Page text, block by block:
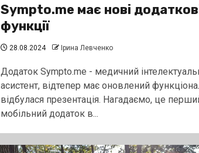
Sympto.me має нові
функції
28.08.2024 Ірина Левченко
Додаток Sympto.me - медичний
асистент, відтепер має оновлений
відбулася презентація. Нагадаємо, це
мобільний додаток в...